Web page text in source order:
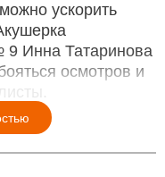
ускорить
9 Инна Татаринова
осмотров и